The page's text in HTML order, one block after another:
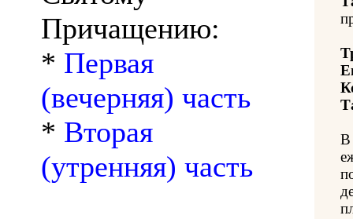
Причащению:
* Первая
(вечерняя) часть
* Вторая
(утренняя) часть
В